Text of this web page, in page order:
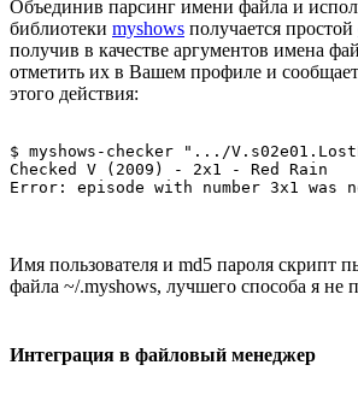
Объединив парсинг имени файла и
библиотеки myshows получается простой
получив в качестве аргументов имена
отметить их в Вашем профиле и
этого действия:
$ myshows-checker ".../
Checked V (2009) - 2x1 - Red Rain
Имя пользователя и md5 пароля скрипт
файла ~/.myshows, лучшего способа я не
Интеграция в файловый менеджер